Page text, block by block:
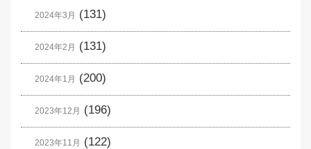
2024年3月 (131)
2024年2月 (131)
2024年1月 (200)
2023年12月 (196)
2023年11月 (122)